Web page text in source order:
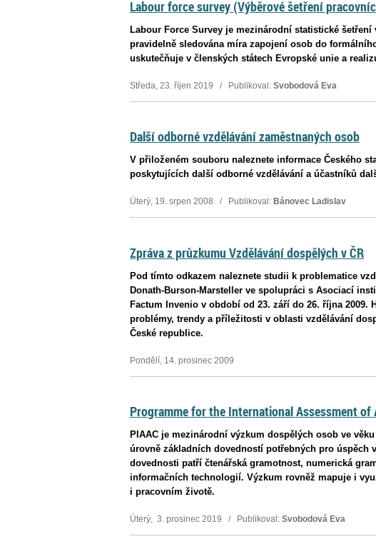
Labour force survey (Výběrové šetření
Labour Force Survey je mezinárodní statistické
pravidelně sledována míra zapojení osob do
uskutečňuje v členských státech Evropské unie a
Středa, 23. říjen 2019 / Publikoval: Svobodová Eva
Další odborné vzdělávání zaměstnaných osob
V přiloženém souboru naleznete informace Českého
poskytujících další odborné vzdělávání a účastníků
Úterý, 19. srpen 2008 / Publikoval: Bánovec Ladislav
Zpráva z průzkumu Vzdělávání dospělých v ČR
Pod tímto odkazem naleznete studii k problematice
Donath-Burson-Marsteller ve spolupráci s Asociací
Factum Invenio v období od 23. září do 26. října
problémy, trendy a příležitosti v oblasti vzdělávání
České republice.
Pondělí, 14. prosinec 2009
Programme for the International Assessment of
PIAAC je mezinárodní výzkum dospělých osob ve
úrovně základních dovedností potřebných pro úspěch
dovednosti patří čtenářská gramotnost, numerická
informačních technologií. Výzkum rovněž mapuje i
i pracovním životě.
Úterý, 3. prosinec 2019 / Publikoval: Svobodová Eva